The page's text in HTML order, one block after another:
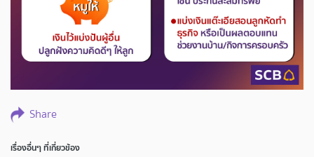
Share
เรื่องอื่นๆ ที่เกี่ยวข้อง